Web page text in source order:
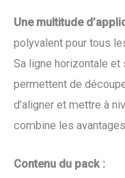
Une multitude
polyvalent pour tous
Sa ligne horizontale
permettent de
d’aligner et mettre à
combine les
Contenu du pack :